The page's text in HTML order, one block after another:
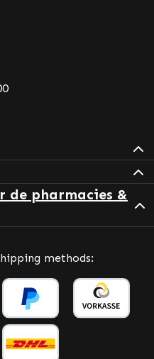
de pharmacies &
methods: